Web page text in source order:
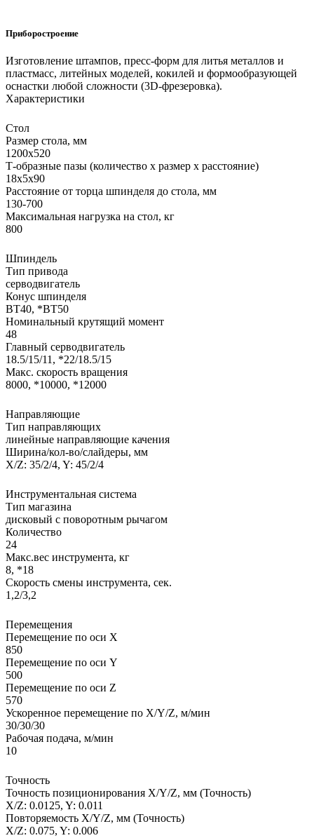
Приборостроение
Изготовление штампов, пресс-форм для литья металлов и
пластмасс, литейных моделей, кокилей и формообразующей
оснастки любой сложности (3D-фрезеровка).
Характеристики
Стол
Размер стола, мм
1200х520
Т-образные пазы (количество х размер х расстояние)
18х5х90
Расстояние от торца шпинделя до стола, мм
130-700
Максимальная нагрузка на стол, кг
800
Шпиндель
Тип привода
серводвигатель
Конус шпинделя
BT40, *BT50
Номинальный крутящий момент
48
Главный серводвигатель
18.5/15/11, *22/18.5/15
Макс. скорость вращения
8000, *10000, *12000
Направляющие
Тип направляющих
линейные направляющие качения
Ширина/кол-во/слайдеры, мм
X/Z: 35/2/4, Y: 45/2/4
Инструментальная система
Тип магазина
дисковый с поворотным рычагом
Количество
24
Макс.вес инструмента, кг
8, *18
Скорость смены инструмента, сек.
1,2/3,2
Перемещения
Перемещение по оси X
850
Перемещение по оси Y
500
Перемещение по оси Z
570
Ускоренное перемещение по X/Y/Z, м/мин
30/30/30
Рабочая подача, м/мин
10
Точность
Точность позиционирования X/Y/Z, мм (Точность)
X/Z: 0.0125, Y: 0.011
Повторяемость X/Y/Z, мм (Точность)
X/Z: 0.075, Y: 0.006